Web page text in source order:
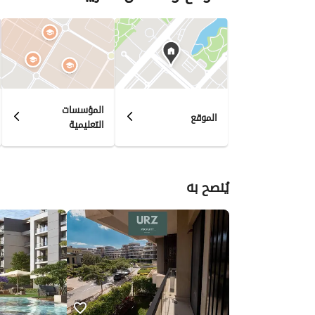
الموقع المؤسسات
التعليمية
يُنصح به